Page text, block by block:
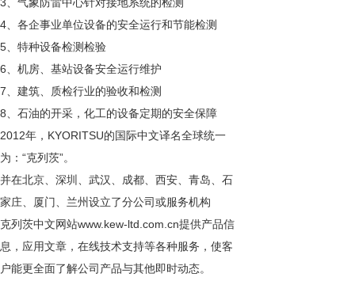
4、各企事业单位设备的安全运行和节能检测
5、特种设备检测检验
6、机房、基站设备安全运行维护
7、建筑、质检行业的验收和检测
8、石油的开采，化工的设备定期的安全保障
2012年，KYORITSU的国际中文译名全球统一
为：“克列茨”。
并在北京、深圳、武汉、成都、西安、青岛、石
家庄、厦门、兰州设立了分公司或服务机构
克列茨中文网站www.kew-ltd.com.cn提供产品信
息，应用文章，在线技术支持等各种服务，使客
户能更全面了解公司产品与其他即时动态。